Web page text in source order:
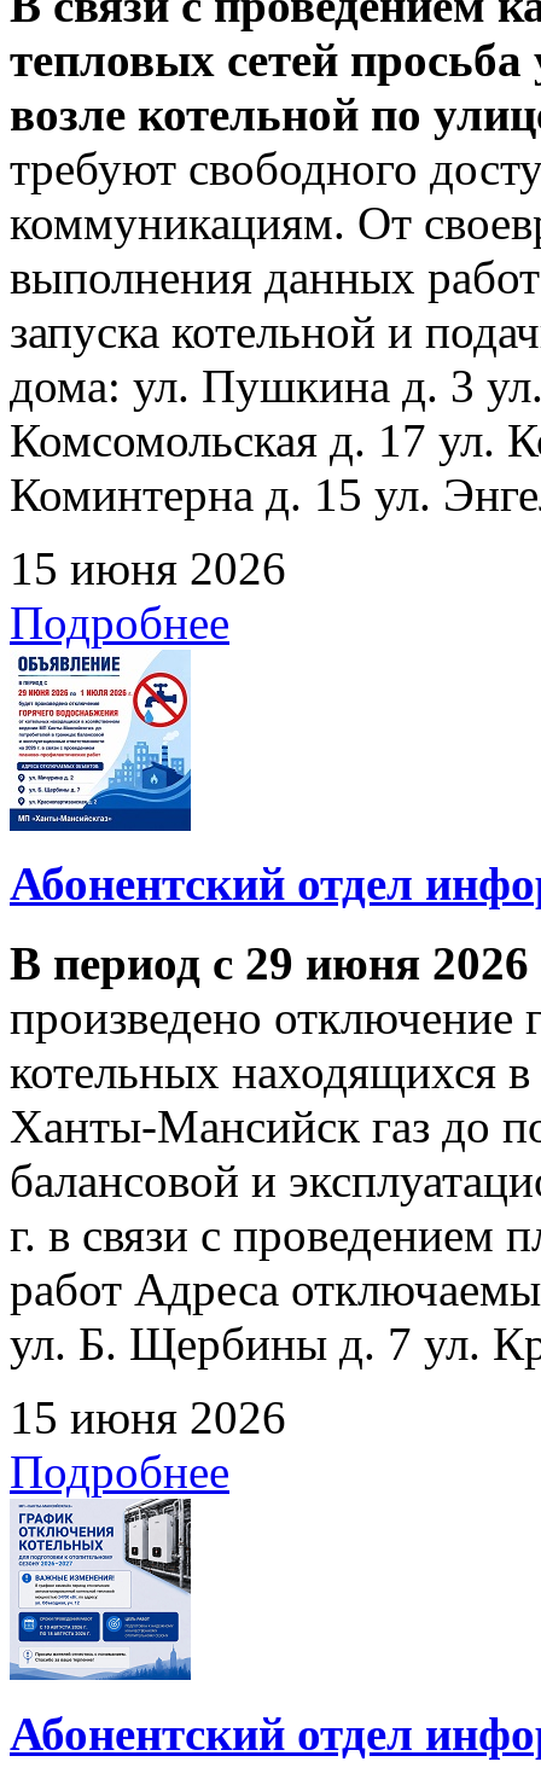
тепловых сетей
возле котельной по
требуют свободного
коммуникациям. От
выполнения данных
запуска котельной и
дома: ул. Пушкина д. 3
Комсомольская д. 17 ул.
Коминтерна д. 15 ул.
15 июня 2026
Подробнее
Абонентский отдел
В период с 29 июня
произведено отключение
котельных находящихся
Ханты-Мансийск газ до
балансовой и
г. в связи с проведением
работ Адреса
ул. Б. Щербины д. 7 ул.
15 июня 2026
Подробнее
Абонентский отдел